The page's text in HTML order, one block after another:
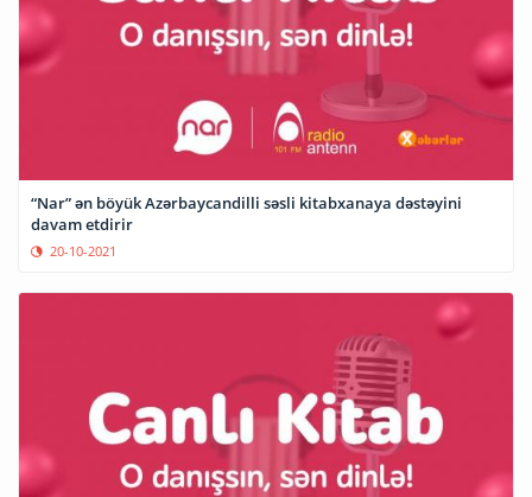
“Nar” ən böyük Azərbaycandilli səsli kitabxanaya dəstəyini
davam etdirir
20-10-2021